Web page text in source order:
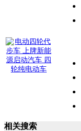
相关搜索